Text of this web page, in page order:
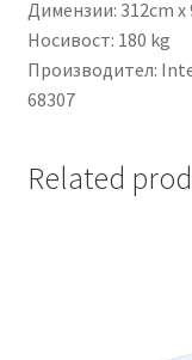
Димензии: 312cm x
Носивост: 180 kg
Производител:
68307
Related